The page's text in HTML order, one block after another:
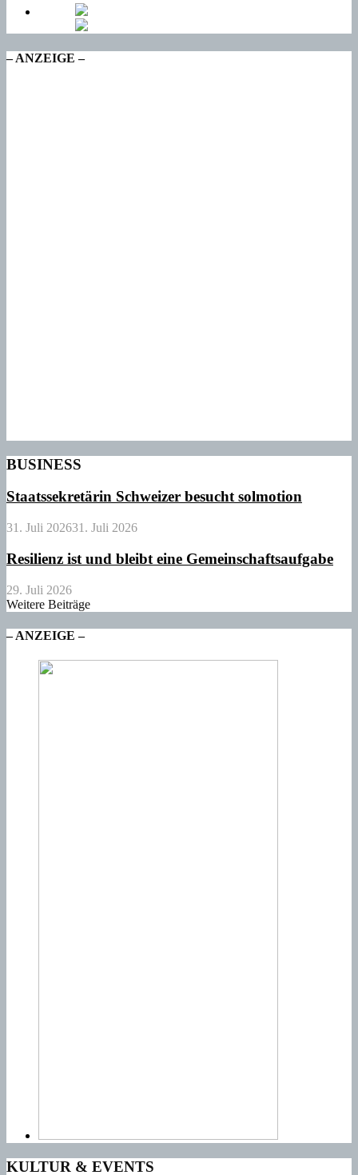
– ANZEIGE –
BUSINESS
Staatssekretärin Schweizer besucht solmotion
31. Juli 202631. Juli 2026
Resilienz ist und bleibt eine Gemeinschaftsaufgabe
29. Juli 2026
Weitere Beiträge
– ANZEIGE –
KULTUR & EVENTS